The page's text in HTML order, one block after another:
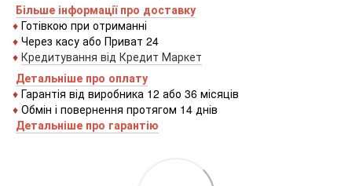
Більше інформації про доставку
♦ Готівкою при отриманні
♦ Через касу або Приват 24
♦ Кредитування від Кредит Маркет
Детальніше про оплату
♦ Гарантія від виробника 12 або 36 місяців
♦ Обмін і повернення протягом 14 днів
Детальніше про гарантію